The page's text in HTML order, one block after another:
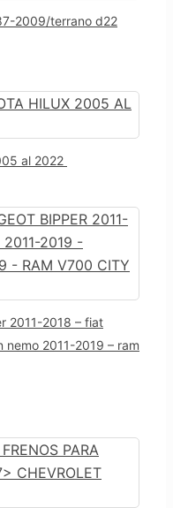
2009/terrano d22
al 2022
2011-2018 – fiat
2011-2019 – ram